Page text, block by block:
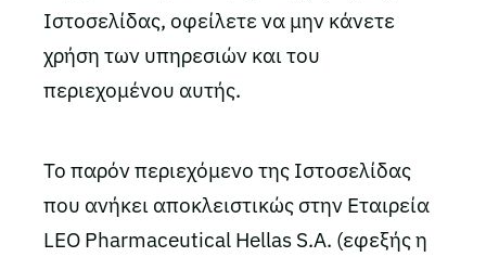
Ιστοσελίδας, οφείλετε να μην κάνετε
χρήση των υπηρεσιών και του
περιεχομένου αυτής.
Το παρόν περιεχόμενο της Ιστοσελίδας
που ανήκει αποκλειστικώς στην Εταιρεία
LEO Pharmaceutical Hellas S.A. (εφεξής η